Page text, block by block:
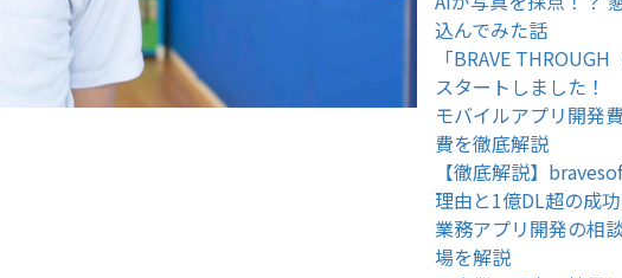
込んでみた話
「BRAVE
スタートしました！
モバイルアプリ開発
費を徹底解説
【徹底解説】
理由と1億DL超の成
業務アプリ開発の相
場を解説